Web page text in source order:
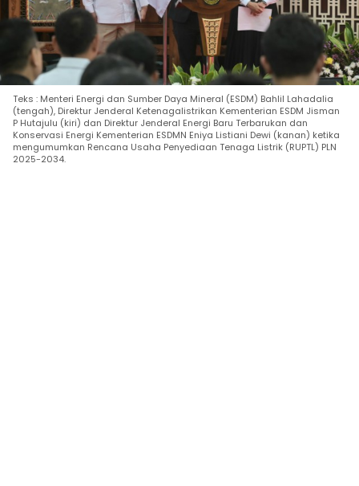
Teks : Menteri Energi dan Sumber Daya Mineral (ESDM) Bahlil Lahadalia
(tengah), Direktur Jenderal Ketenagalistrikan Kementerian ESDM Jisman
P Hutajulu (kiri) dan Direktur Jenderal Energi Baru Terbarukan dan
Konservasi Energi Kementerian ESDMN Eniya Listiani Dewi (kanan) ketika
mengumumkan Rencana Usaha Penyediaan Tenaga Listrik (RUPTL) PLN
2025-2034.